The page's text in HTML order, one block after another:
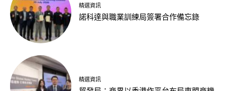
精選資訊
諾科達與職業訓練局簽署合作備忘錄
精選資訊